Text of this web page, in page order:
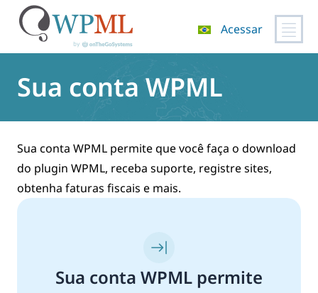
para
Acessar
Sua conta WPML
Sua conta WPML permite que você faça o download
do plugin WPML, receba suporte, registre sites,
obtenha faturas fiscais e mais.
Sua conta WPML permite